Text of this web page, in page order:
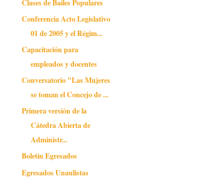
Clases de Bailes Populares
Conferencia Acto Legislativo
01 de 2005 y el Régim...
Capacitación para
empleados y docentes
Conversatorio "Las Mujeres
se toman el Concejo de ...
Primera versión de la
Cátedra Abierta de
Administr...
Boletin Egresados
Egresados Unaulistas